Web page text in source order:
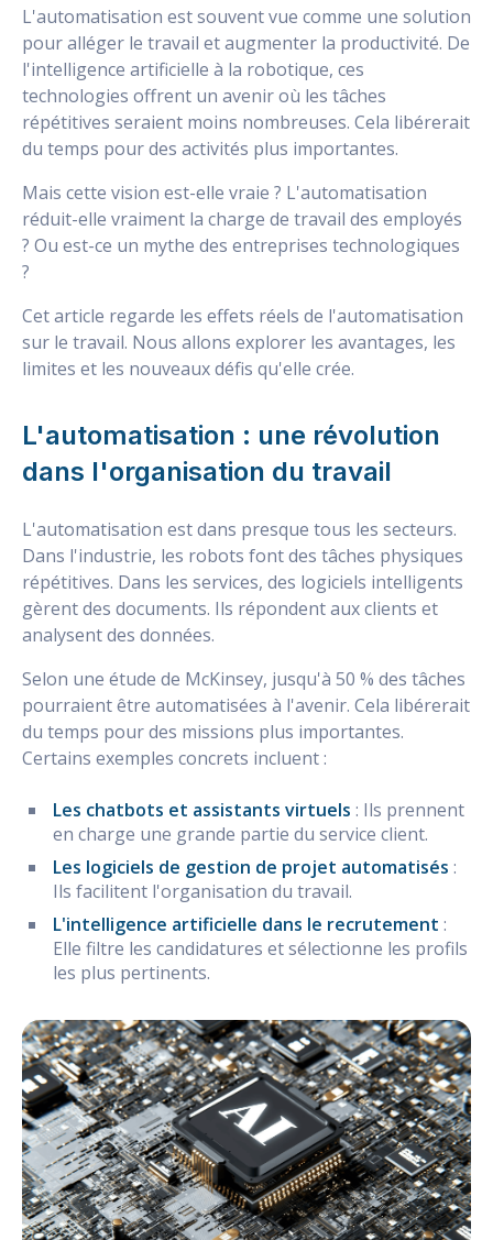
L'automatisation est souvent vue comme une solution
pour alléger le travail et augmenter la productivité. De
l'intelligence artificielle à la robotique, ces
technologies offrent un avenir où les tâches
répétitives seraient moins nombreuses. Cela libérerait
du temps pour des activités plus importantes.
Mais cette vision est-elle vraie ? L'automatisation
réduit-elle vraiment la charge de travail des employés
? Ou est-ce un mythe des entreprises technologiques
?
Cet article regarde les effets réels de l'automatisation
sur le travail. Nous allons explorer les avantages, les
limites et les nouveaux défis qu'elle crée.
L'automatisation : une révolution
dans l'organisation du travail
L'automatisation est dans presque tous les secteurs.
Dans l'industrie, les robots font des tâches physiques
répétitives. Dans les services, des logiciels intelligents
gèrent des documents. Ils répondent aux clients et
analysent des données.
Selon une étude de McKinsey, jusqu'à 50 % des tâches
pourraient être automatisées à l'avenir. Cela libérerait
du temps pour des missions plus importantes.
Certains exemples concrets incluent :
Les chatbots et assistants virtuels : Ils prennent
en charge une grande partie du service client.
Les logiciels de gestion de projet automatisés :
Ils facilitent l'organisation du travail.
L'intelligence artificielle dans le recrutement :
Elle filtre les candidatures et sélectionne les profils
les plus pertinents.